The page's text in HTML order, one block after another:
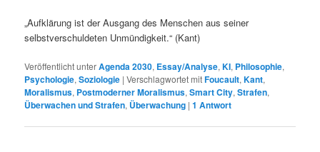
„Aufklärung ist der Ausgang des Menschen aus seiner
selbstverschuldeten Unmündigkeit.“ (Kant)
Veröffentlicht unterAgenda 2030, Essay/Analyse,KI, Philosophie,
Psychologie,Soziologie |Verschlagwortet mitFoucault,Kant,
Moralismus, Postmoderner Moralismus,Smart City,Strafen,
Überwachen und Strafen, Überwachung |1 Antwort